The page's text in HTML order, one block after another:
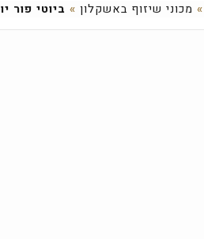
» מכוני שיזוף באשקלון » ביוטי פור יו